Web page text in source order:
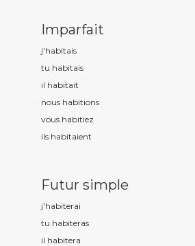
Imparfait
j'habitais
tu habitais
il habitait
nous habitions
vous habitiez
ils habitaient
Futur simple
j'habiterai
tu habiteras
il habitera